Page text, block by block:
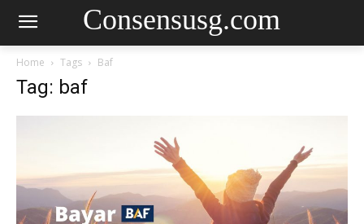
Consensusg.com
Home Tags Baf
Tag: baf